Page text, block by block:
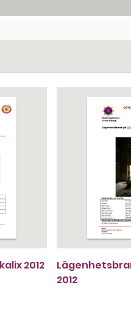
2012
2012